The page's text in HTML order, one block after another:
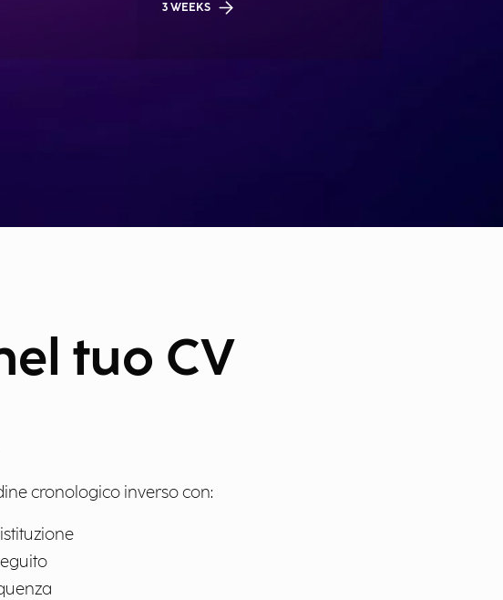
3 WEEKS
tuo CV
cronologico inverso con: